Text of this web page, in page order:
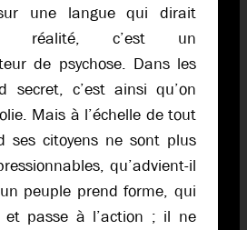
une langue qui dirait
réalité, c’est un
de psychose. Dans les
secret, c’est ainsi qu’on
Mais à l’échelle de tout
ses citoyens ne sont plus
qu’advient-il
peuple prend forme, qui
passe à l’action ; il ne